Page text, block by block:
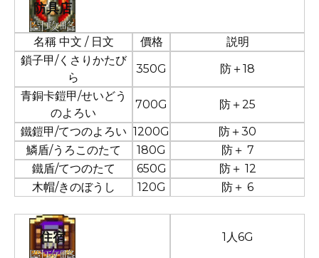
防具店
名稱 中文 / 日文 價格
説明
鎖子甲/くさりかたび
ら
350G
防＋18
青銅卡鎧甲/せいどう
のよろい
700G
防＋25
鐵鎧甲/てつのよろい 1200G
防＋30
鱗盾/うろこのたて
180G
防＋ 7
鐵盾/てつのたて
650G
防＋ 12
木帽/きのぼうし
120G 防＋ 6
住宿 1人6G